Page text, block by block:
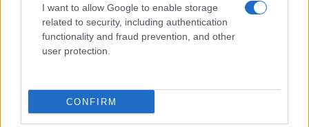
I want to allow Google to enable storage
related to security, including authentication
functionality and fraud prevention, and other
user protection.
CONFIRM
fortune elettorali dell’esecutivo, è bene ricordarlo,
sono state costruite proprio sul tema delle libertà
nel momento di massima compressione dei diritti